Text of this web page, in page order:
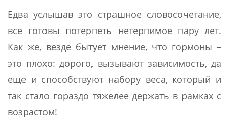
Едва услышав это страшное словосочетание,
все готовы потерпеть нетерпимое пару лет.
Как же, везде бытует мнение, что гормоны –
это плохо: дорого, вызывают зависимость, да
еще и способствуют набору веса, который и
так стало гораздо тяжелее держать в рамках с
возрастом!